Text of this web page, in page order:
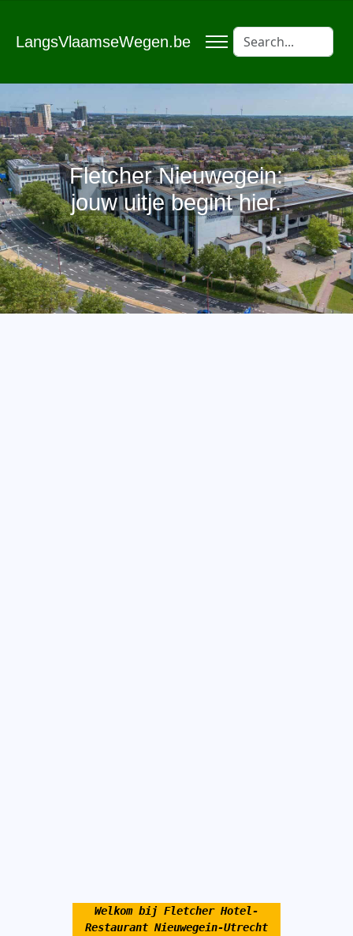
LangsVlaamseWegen.be
Fletcher Nieuwegein:
jouw uitje begint hier.
Welkom bij Fletcher Hotel-
Restaurant Nieuwegein-Utrecht